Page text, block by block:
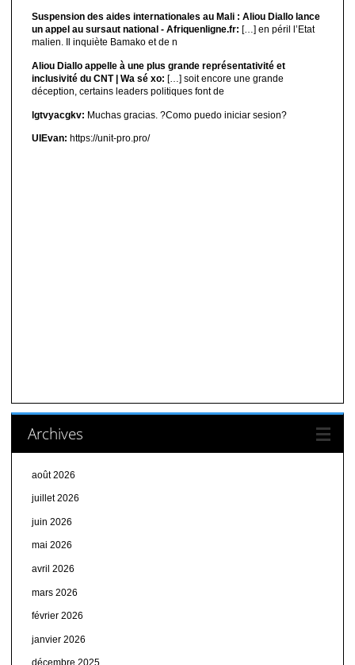
Suspension des aides internationales au Mali : Aliou Diallo lance
un appel au sursaut national - Afriquenligne.fr: […] en péril l’Etat
malien. Il inquiète Bamako et de n
Aliou Diallo appelle à une plus grande représentativité et
inclusivité du CNT | Wa sé xo: […] soit encore une grande
déception, certains leaders politiques font de
lgtvyacgkv: Muchas gracias. ?Como puedo iniciar sesion?
UIEvan: https://unit-pro.pro/
Archives
août 2026
juillet 2026
juin 2026
mai 2026
avril 2026
mars 2026
février 2026
janvier 2026